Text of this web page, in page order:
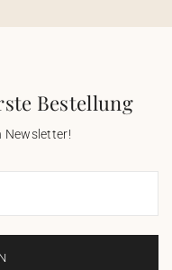
Bestellung
Newsletter!